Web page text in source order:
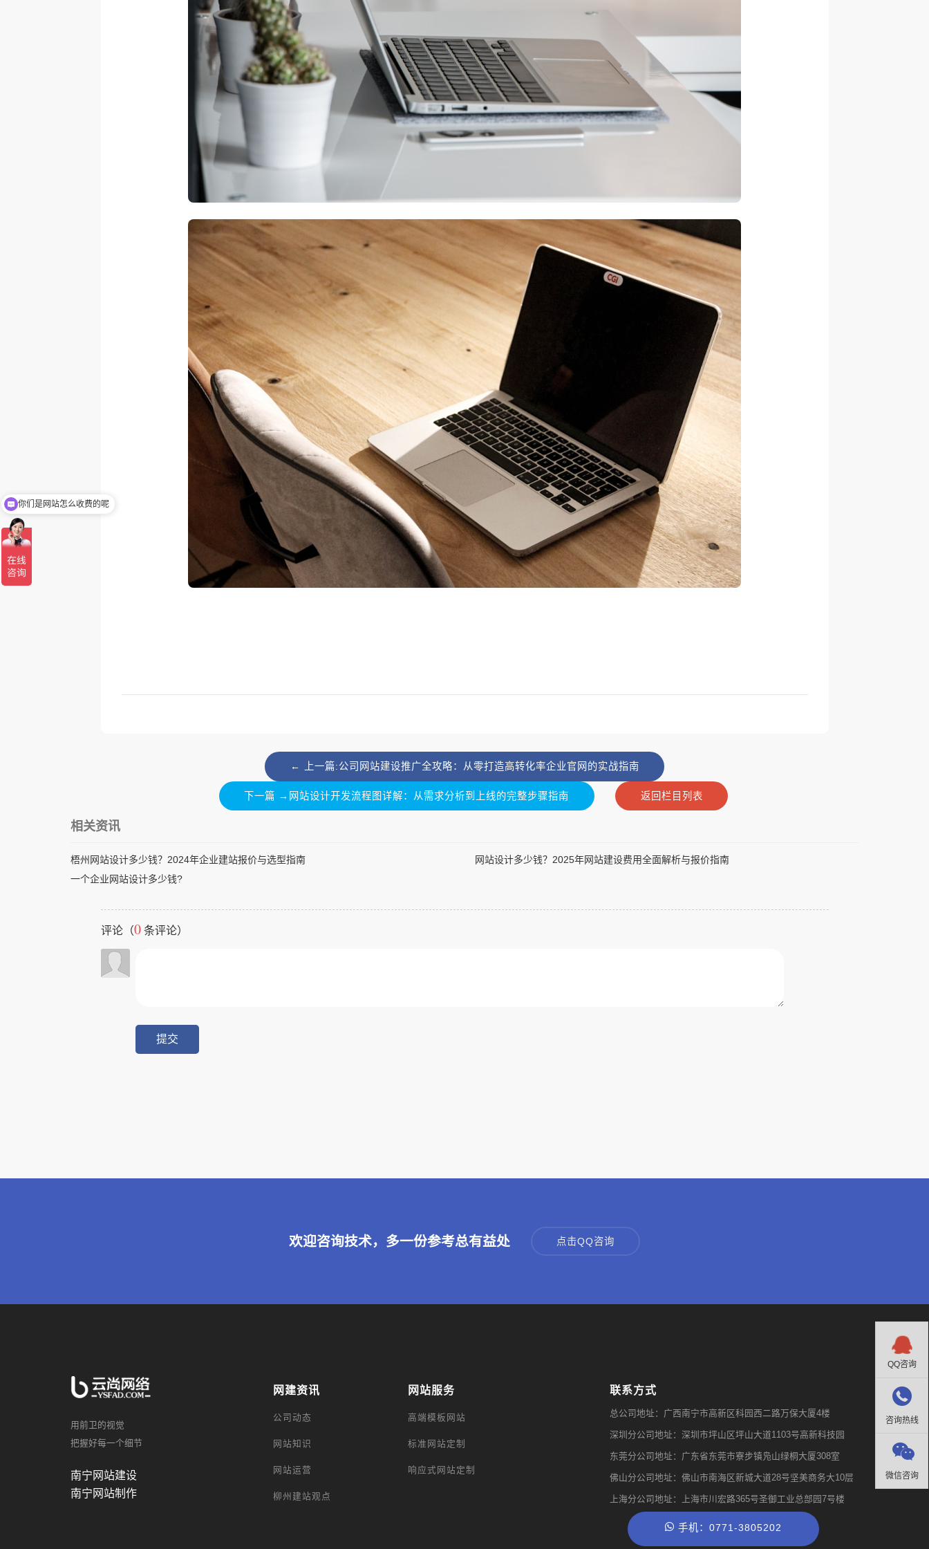
← 上一篇:公司网站建设推广全攻略：从零打造高转化率企业官网的实战指南
下一篇 →网站设计开发流程图详解：从需求分析到上线的完整步骤指南 返回栏目列表
相关资讯
梧州网站设计多少钱？2024年企业建站报价与选型指南
网站设计多少钱？2025年网站建设费用全面解析与报价指南
一个企业网站设计多少钱?
评论（0条评论）
欢迎咨询技术，多一份参考总有益处 点击QQ咨询
用前卫的视觉
把握好每一个细节
南宁网站建设
南宁网站制作
网建资讯
公司动态
网站知识
网站运营
柳州建站观点
网站服务
高端模板网站
标准网站定制
响应式网站定制
联系方式
总公司地址：广西南宁市高新区科园西二路万保大厦4楼
深圳分公司地址：深圳市坪山区坪山大道1103号高新科技园
东莞分公司地址：广东省东莞市寮步镇凫山绿桐大厦308室
佛山分公司地址：佛山市南海区新城大道28号坚美商务大10层
上海分公司地址：上海市川宏路365号圣御工业总部园7号楼
手机：0771-3805202

QQ咨询

咨询热线

微信咨询
你们是网站怎么收费的呢